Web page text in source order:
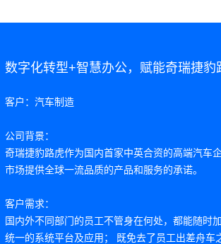
数字化转型+智慧办公，赋能奇瑞捷豹
客户：汽车制造
公司背景：
奇瑞捷豹路虎作为国内首家中英合资的高端汽
市场提供全球一流品质的产品和服务的承诺。
客户需求：
国内外不同部门的员工不管身在何处，都能随时
统一的系统平台及应用； 既免去了员工出差舟